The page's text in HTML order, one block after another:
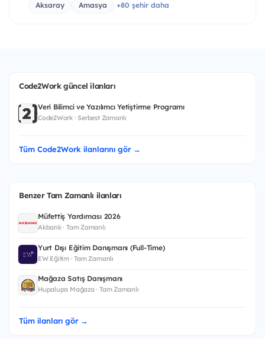
Aksaray
Amasya +80 şehir daha
Code2Work güncel ilanları
Veri Bilimci ve Yazılımcı Yetiştirme Programı
Code2Work · Serbest Zamanlı
Tüm Code2Work ilanlarını gör →
Benzer Tam Zamanlı ilanları
Müfettiş Yardımcısı 2026
Akbank · Tam Zamanlı
Yurt Dışı Eğitim Danışmanı (Full-Time)
EW Eğitim · Tam Zamanlı
Mağaza Satış Danışmanı
Hupalupa Mağaza · Tam Zamanlı
Tüm ilanları gör →